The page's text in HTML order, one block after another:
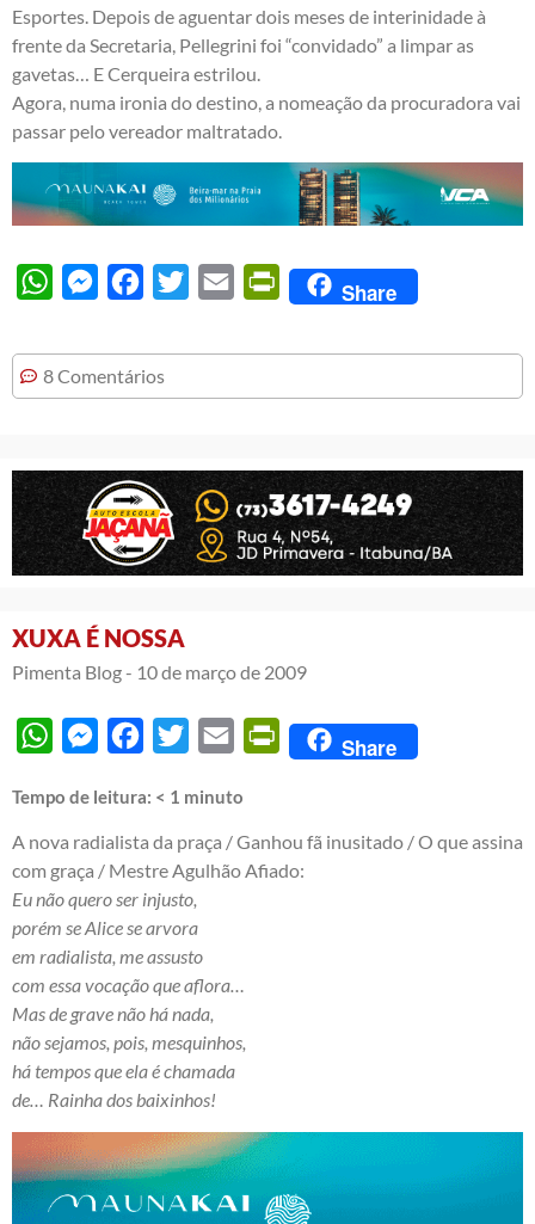
Esportes. Depois de aguentar dois meses de interinidade à
frente da Secretaria, Pellegrini foi “convidado” a limpar as
gavetas… E Cerqueira estrilou.
Agora, numa ironia do destino, a nomeação da procuradora vai
passar pelo vereador maltratado.
WhatsAppMessengerFacebook
Twitter Email PrintFriendly
Share
8 Comentários
XUXA É NOSSA
Pimenta Blog - 10 de março de 2009
WhatsAppMessengerFacebook
Twitter Email PrintFriendly
Share
Tempo de leitura: < 1 minuto
A nova radialista da praça / Ganhou fã inusitado / O que assina
com graça / Mestre Agulhão Afiado:
Eu não quero ser injusto,
porém se Alice se arvora
em radialista, me assusto
com essa vocação que aflora…
Mas de grave não há nada,
não sejamos, pois, mesquinhos,
há tempos que ela é chamada
de… Rainha dos baixinhos!